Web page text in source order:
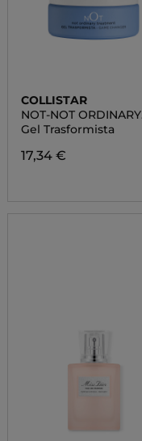
COLLISTAR
NOT-NOT ORDINARY
TREATMENT
Gel Trasformista
17,34 €